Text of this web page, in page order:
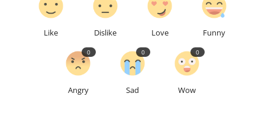
Like Dislike Love Funny
Angry
0
Sad
0
Wow
0